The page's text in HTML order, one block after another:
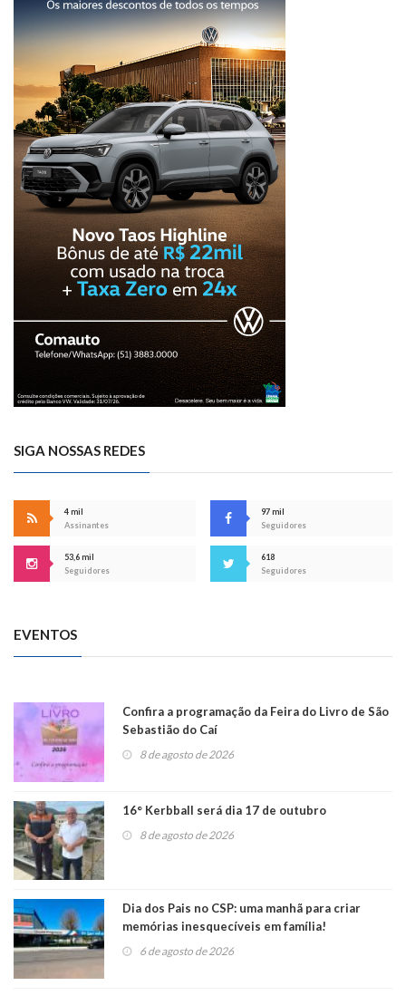
SIGA NOSSAS REDES
4 mil
Assinantes
97 mil
Seguidores
53,6 mil
Seguidores
618
Seguidores
EVENTOS
Confira a programação da Feira do Livro de São
Sebastião do Caí
8 de agosto de 2026
16° Kerbball será dia 17 de outubro
8 de agosto de 2026
Dia dos Pais no CSP: uma manhã para criar
memórias inesquecíveis em família!
6 de agosto de 2026